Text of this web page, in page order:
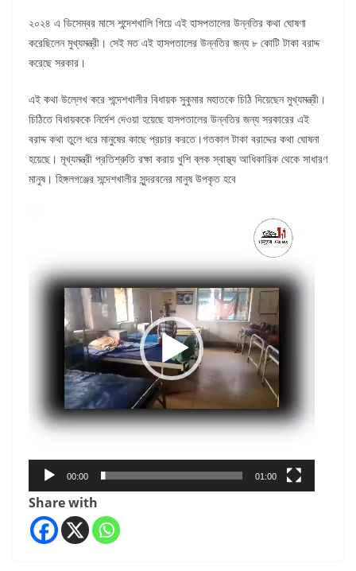
২০২৪ এ ডিসেম্বর মাসে শন্দেশখালি গিয়ে এই হাসপতালের উন্নতির কথা ঘোষণা
করেছিলেন মুখ্যমন্ত্রী। সেই মত এই হাসপতালের উন্নতির জন্য ৮ কোটি টাকা বরাদ্দ
করেছে সরকার।
এই কথা উল্লেখ করে শন্দেশখালীর বিধায়ক সুকুমার মহাতকে চিঠি দিয়েছেন মুখ্যমন্ত্রী।
চিঠিতে বিধায়ককে নির্দেশ দেওয়া হয়েছে হাসপতালের উন্নতির জন্য সরকারের এই
বরাদ্দ কথা তুলে ধরে মানুষের কাছে প্রচার করতে।গতকাল টাকা বরাদ্দের কথা ঘোষনা
হয়েছে। মূখ্যমন্ত্রী প্রতিশ্রুতি রক্ষা করায় খুশি ব্লক স্বাস্থ্য আধিকারিক থেকে সাধারণ
মানুষ। হিঙ্গলগঞ্জের সন্দেশখালীর সুন্দরবনের মানুষ উপকৃত হবে
00:00 01:00
Share with